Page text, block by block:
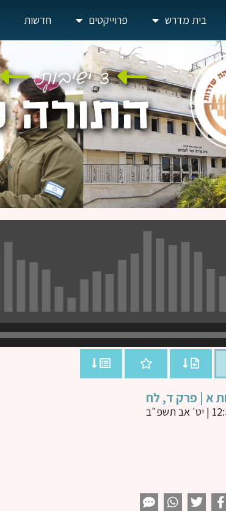
בית מדרש פרוייקטים חדשות
א | פרק ד, לח